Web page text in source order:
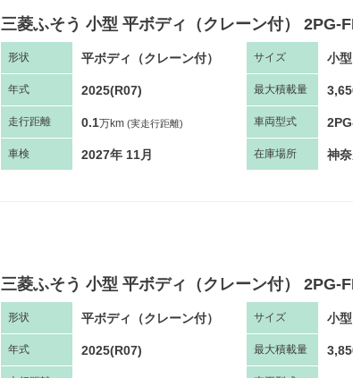
三菱ふそう 小型 平ボディ（クレーン付） 2PG-
形状 平ボディ（クレーン付） サイズ 小型
年式 2025(R07) 最大積載量
走行距離 0.1万km (実走行距離) 車両型式
車検 2027年 11月 在庫場所 神
三菱ふそう 小型 平ボディ（クレーン付） 2PG-
形状 平ボディ（クレーン付） サイズ 小型
年式 2025(R07) 最大積載量